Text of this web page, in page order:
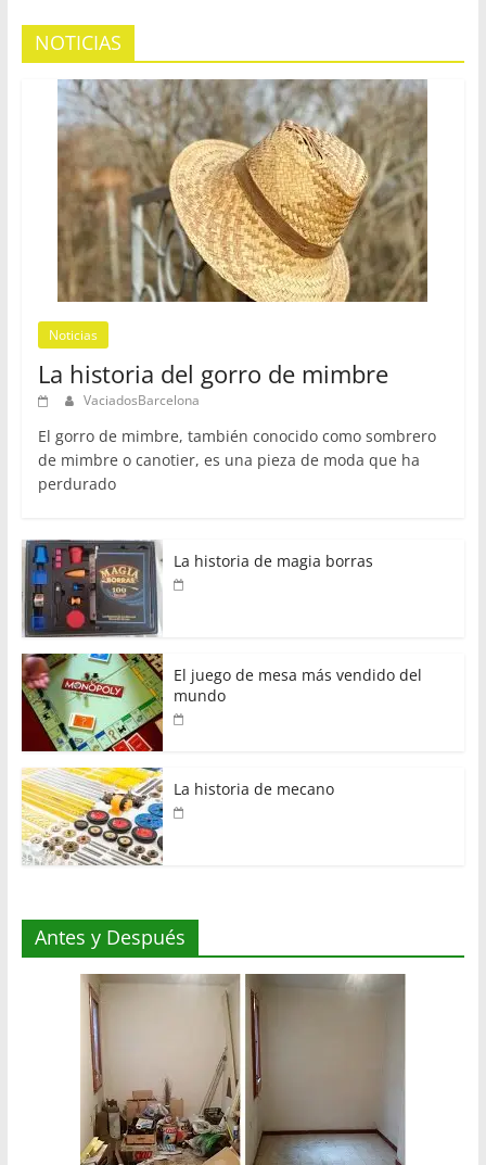
NOTICIAS
Noticias
La historia del gorro de mimbre
VaciadosBarcelona
El gorro de mimbre, también conocido como sombrero
de mimbre o canotier, es una pieza de moda que ha
perdurado
La historia de magia borras
El juego de mesa más vendido del
mundo
La historia de mecano
Antes y Después